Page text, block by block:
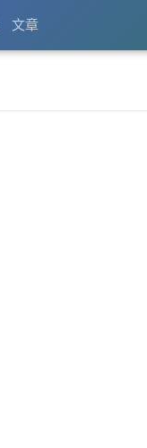
文章